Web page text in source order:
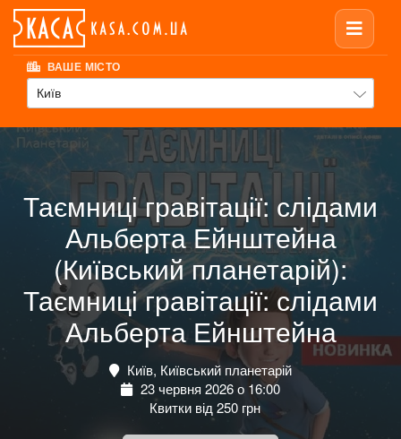
ВАШЕ МІСТО
Київ
Таємниці гравітації: слідами
Альберта Ейнштейна
(Київський планетарій):
Таємниці гравітації: слідами
Альберта Ейнштейна
Київ, Київський планетарій
23 червня 2026 о 16:00
Квитки від 250 грн